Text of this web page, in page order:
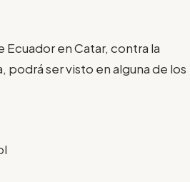
en Catar, contra la
podrá ser visto en alguna de los